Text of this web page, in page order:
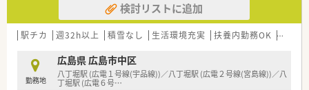
検討リストに追加
駅チカ 週32h以上 積雪なし 生活環境充実 扶養内勤務OK 大手
勤務地
広島県 広島市中区
八丁堀駅 (広電１号線(宇品線))／八丁堀駅 (広電２号線(宮島線))／八
丁堀駅 (広電６号…